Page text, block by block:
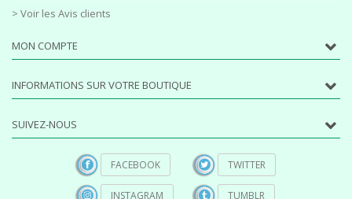
> Voir les Avis clients
MON COMPTE
INFORMATIONS SUR VOTRE BOUTIQUE
SUIVEZ-NOUS
FACEBOOK
INSTAGRAM
TWITTER
TUMBLR